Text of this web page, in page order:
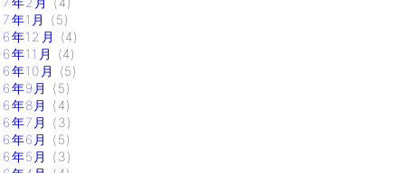
年1月
(5)
年12月
(4)
年11月
(4)
年10月
(5)
年9月
(5)
年8月
(4)
年7月
(3)
年6月
(5)
年5月
(3)